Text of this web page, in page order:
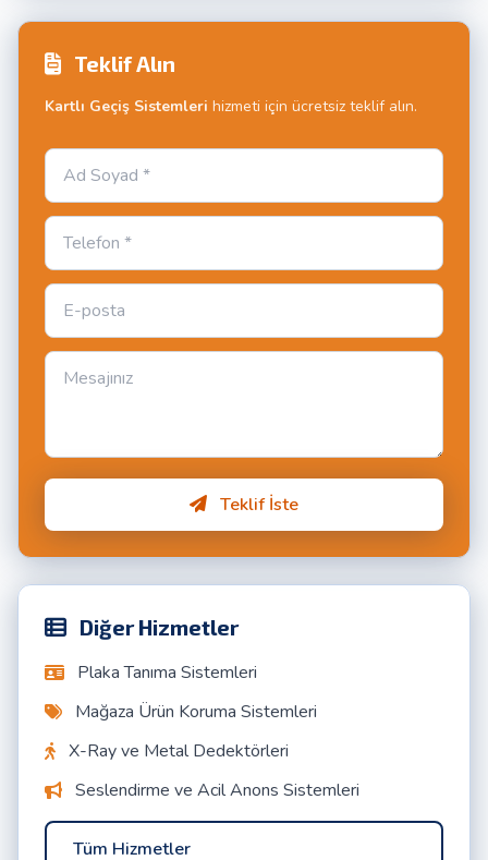
Teklif Alın
Kartlı Geçiş Sistemleri hizmeti için ücretsiz teklif alın.
Teklif İste
Diğer Hizmetler
Plaka Tanıma Sistemleri
Mağaza Ürün Koruma Sistemleri
X-Ray ve Metal Dedektörleri
Seslendirme ve Acil Anons Sistemleri
Tüm Hizmetler